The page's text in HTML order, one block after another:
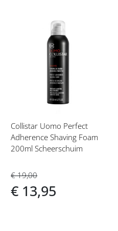
verlanglijst
Collistar Uomo Perfect
Adherence Shaving Foam
200ml Scheerschuim
€ 19,00
€ 13,95